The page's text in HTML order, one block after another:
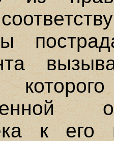
к его